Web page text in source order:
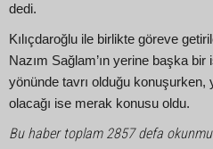
dedi.
Kılıçdaroğlu ile birlikte göreve
Nazım Sağlam’ın yerine başka
yönünde tavrı olduğu konuşurken,
olacağı ise merak konusu oldu.
Bu haber toplam 2857 defa